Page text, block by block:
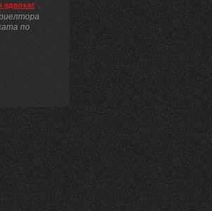
адвокат
по